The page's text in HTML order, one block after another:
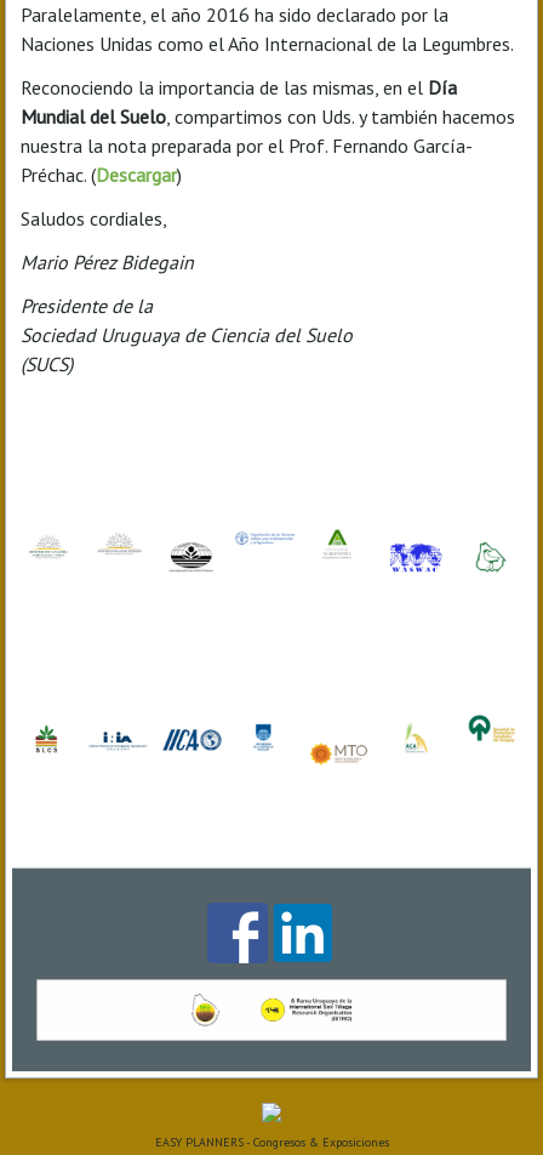
Paralelamente, el año 2016 ha sido declarado por la
Naciones Unidas como el Año Internacional de la Legumbres.
Reconociendo la importancia de las mismas, en el Día
Mundial del Suelo , compartimos con Uds. y también hacemos
nuestra la nota preparada por el Prof. Fernando García-
Préchac. (Descargar)
Saludos cordiales,
Mario Pérez Bidegain
Presidente de la
Sociedad Uruguaya de Ciencia del Suelo
(SUCS)
EASY PLANNERS - Congresos & Exposiciones